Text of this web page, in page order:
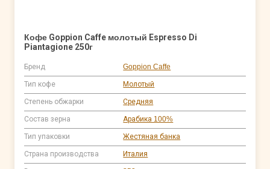
Кофе Goppion Caffe молотый Espresso Di
Piantagione 250г
Бренд Goppion Caffe
Тип кофе Молотый
Степень обжарки Средняя
Состав зерна Арабика 100%
Тип упаковки Жестяная банка
Страна производства Италия